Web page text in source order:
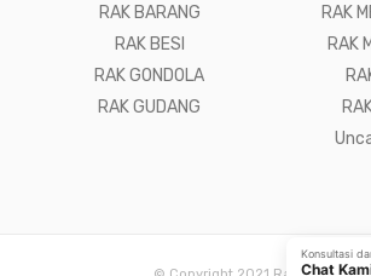
RAK BARANG
RAK BESI
RAK GONDOLA
RAK GUDANG
RAK
RAK
Konsultasi
Chat